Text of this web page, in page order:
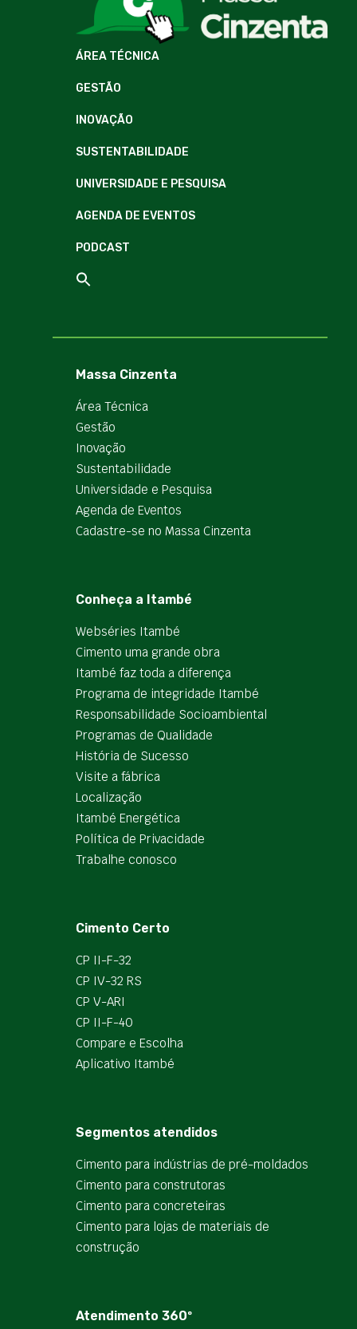
ÁREA TÉCNICA
GESTÃO
INOVAÇÃO
SUSTENTABILIDADE
UNIVERSIDADE E PESQUISA
AGENDA DE EVENTOS
PODCAST
Massa Cinzenta
Área Técnica
Gestão
Inovação
Sustentabilidade
Universidade e Pesquisa
Agenda de Eventos
Cadastre-se no Massa Cinzenta
Conheça a Itambé
Webséries Itambé
Cimento uma grande obra
Itambé faz toda a diferença
Programa de integridade Itambé
Responsabilidade Socioambiental
Programas de Qualidade
História de Sucesso
Visite a fábrica
Localização
Itambé Energética
Política de Privacidade
Trabalhe conosco
Cimento Certo
CP II-F-32
CP IV-32 RS
CP V-ARI
CP II-F-40
Compare e Escolha
Aplicativo Itambé
Segmentos atendidos
Cimento para indústrias de pré-moldados
Cimento para construtoras
Cimento para concreteiras
Cimento para lojas de materiais de
construção
Atendimento 360º